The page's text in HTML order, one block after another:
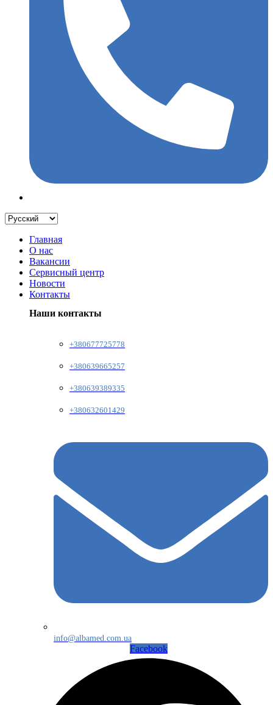
Главная
О нас
Вакансии
Сервисный центр
Новости
Контакты
Наши контакты
+380677725778
+380639665257
+380639389335
+380632601429
info@albamed.com.ua
Facebook